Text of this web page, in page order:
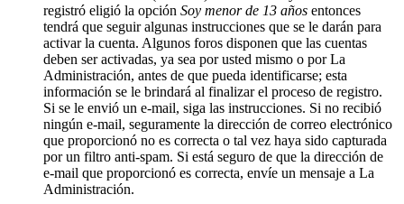
registró eligió la opción Soy menor de 13 años entonces
tendrá que seguir algunas instrucciones que se le darán para
activar la cuenta. Algunos foros disponen que las cuentas
deben ser activadas, ya sea por usted mismo o por La
Administración, antes de que pueda identificarse; esta
información se le brindará al finalizar el proceso de registro.
Si se le envió un e-mail, siga las instrucciones. Si no recibió
ningún e-mail, seguramente la dirección de correo electrónico
que proporcionó no es correcta o tal vez haya sido capturada
por un filtro anti-spam. Si está seguro de que la dirección de
e-mail que proporcionó es correcta, envíe un mensaje a La
Administración.